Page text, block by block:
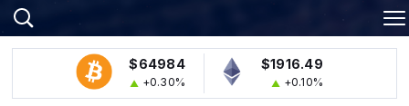
$64984
+0.30%
$1916.49
+0.10%